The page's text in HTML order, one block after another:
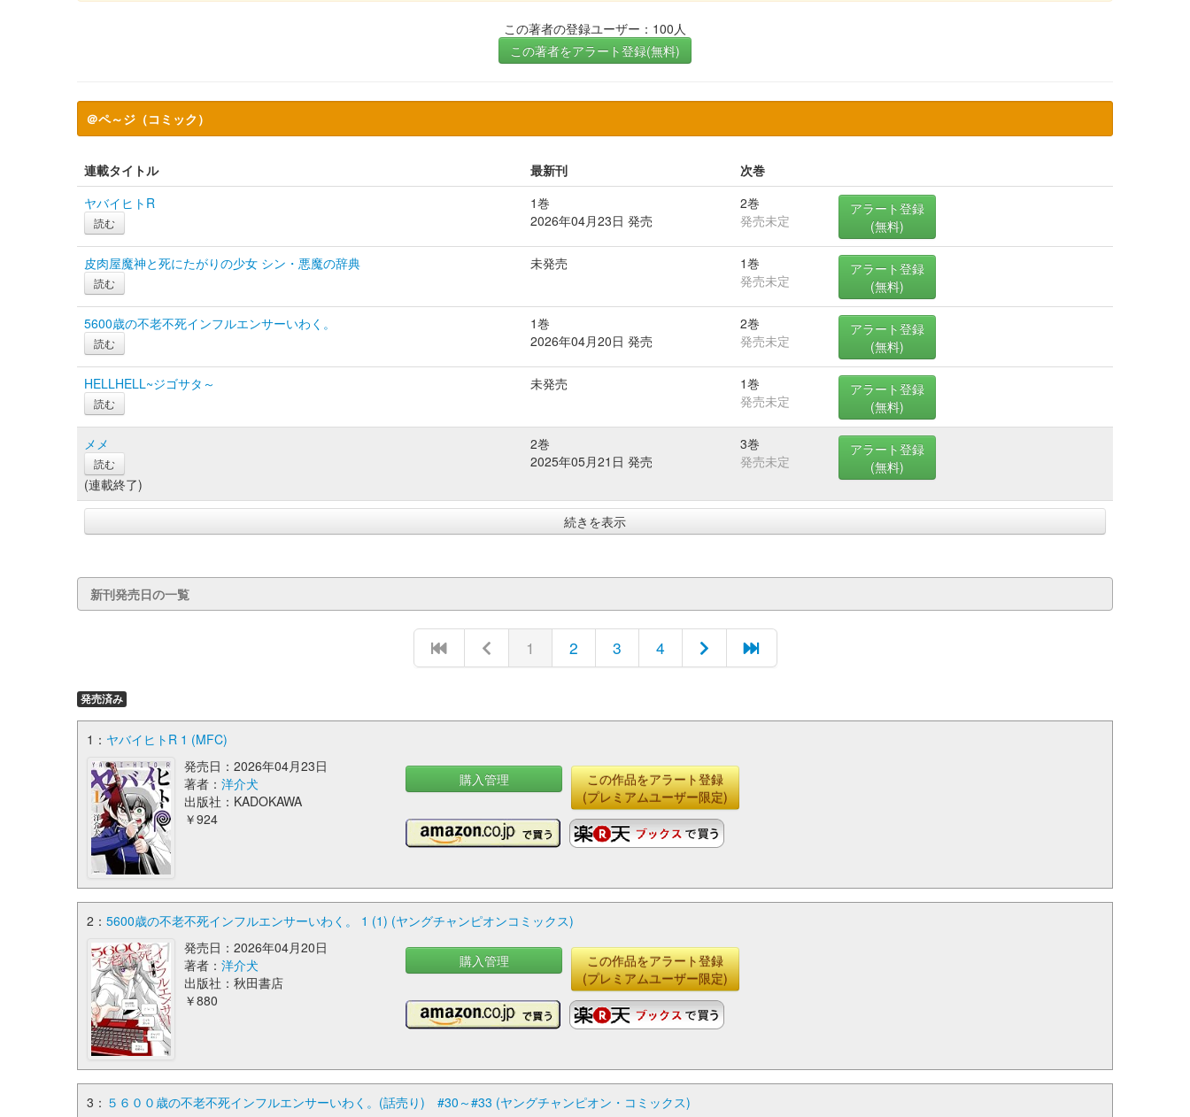
この著者の登録ユーザー：100人
この著者をアラート登録(無料)
＠ペ～ジ（コミック）
連載タイトル 最新刊
次巻
ヤバイヒトR
読む
1巻
2026年04月23日 発売
2巻
発売未定
アラート登録
(無料)
皮肉屋魔神と死にたがりの少女 シン・悪魔の辞典
読む
未発売
1巻
発売未定
アラート登録
(無料)
5600歳の不老不死インフルエンサーいわく。
読む
1巻
2026年04月20日 発売
2巻
発売未定
アラート登録
(無料)
HELLHELL~ジゴサタ～
読む
未発売
1巻
発売未定
アラート登録
(無料)
メメ
読む
(連載終了)
2巻
2025年05月21日 発売
3巻
発売未定
アラート登録
(無料)
続きを表示
新刊発売日の一覧
1 2 3 4
発売済み
1： ヤバイヒトR 1 (MFC)
発売日：2026年04月23日
著者：洋介犬
出版社：KADOKAWA
￥924
購入管理
この作品をアラート登録
(プレミアムユーザー限定)
2： 5600歳の不老不死インフルエンサーいわく。 1 (1) (ヤングチャンピオンコミックス)
発売日：2026年04月20日
著者：洋介犬
出版社：秋田書店
￥880
購入管理
この作品をアラート登録
(プレミアムユーザー限定)
3： ５６００歳の不老不死インフルエンサーいわく。(話売り) #30～#33 (ヤングチャンピオン・コミックス)